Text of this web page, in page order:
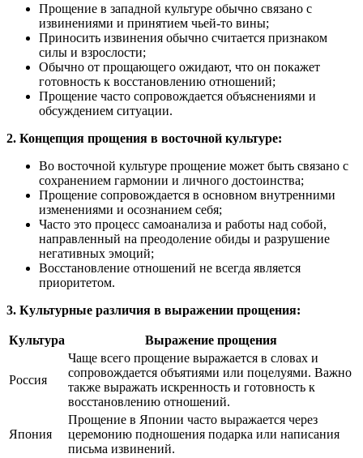
Прощение в западной культуре обычно связано с
извинениями и принятием чьей-то вины;
Приносить извинения обычно считается признаком
силы и взрослости;
Обычно от прощающего ожидают, что он покажет
готовность к восстановлению отношений;
Прощение часто сопровождается объяснениями и
обсуждением ситуации.
2. Концепция прощения в восточной культуре:
Во восточной культуре прощение может быть связано с
сохранением гармонии и личного достоинства;
Прощение сопровождается в основном внутренними
изменениями и осознанием себя;
Часто это процесс самоанализа и работы над собой,
направленный на преодоление обиды и разрушение
негативных эмоций;
Восстановление отношений не всегда является
приоритетом.
3. Культурные различия в выражении прощения:
Культура Выражение прощения
Россия
Чаще всего прощение выражается в словах и
сопровождается объятиями или поцелуями. Важно
также выражать искренность и готовность к
восстановлению отношений.
Япония
Прощение в Японии часто выражается через
церемонию подношения подарка или написания
письма извинений.